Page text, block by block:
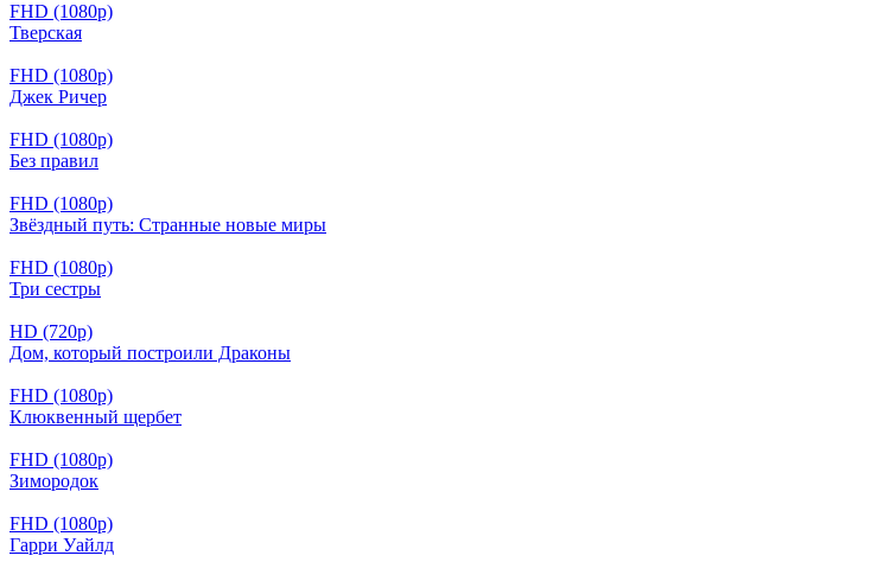
FHD (1080p)
Тверская
FHD (1080p)
Джек Ричер
FHD (1080p)
Без правил
FHD (1080p)
Звёздный путь: Странные новые миры
FHD (1080p)
Три сестры
HD (720p)
Дом, который построили Драконы
FHD (1080p)
Клюквенный щербет
FHD (1080p)
Зимородок
FHD (1080p)
Гарри Уайлд